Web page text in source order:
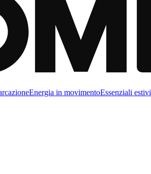
Energia in movimentoEssenziali estivi